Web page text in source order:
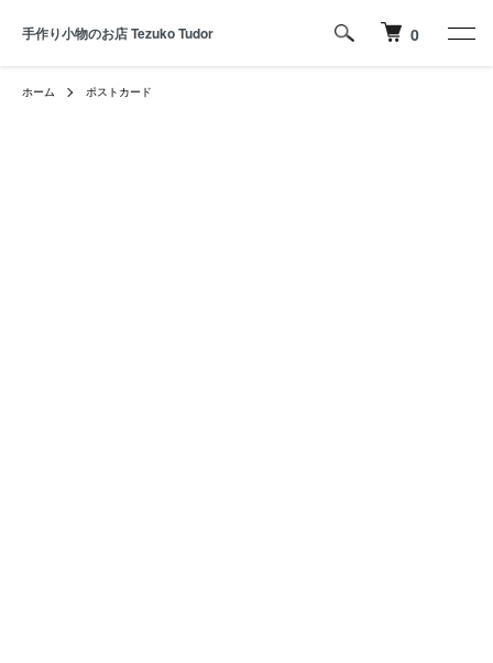
手作り小物のお店 Tezuko Tudor 0
ホーム ポストカード